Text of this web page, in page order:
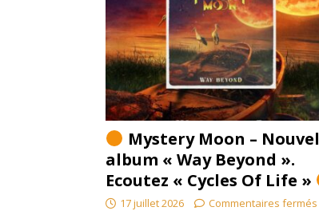
Mystery Moon – Nouvel
album « Way Beyond ».
Ecoutez « Cycles Of Life »
17 juillet 2026 Commentaires fermés